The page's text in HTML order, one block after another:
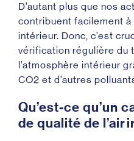
D’autant plus que nos
contribuent facilement à
intérieur. Donc, c’est
vérification régulière du
l’atmosphère intérieur
CO2 et d’autres
Qu’est-ce qu’un
de qualité de l’air